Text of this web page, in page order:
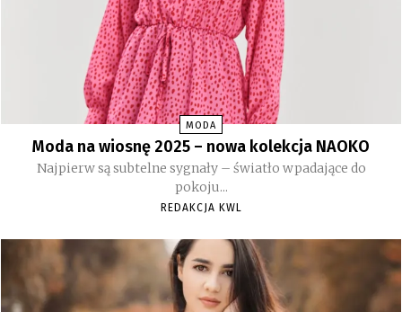
MODA
Moda na wiosnę 2025 – nowa kolekcja NAOKO
Najpierw są subtelne sygnały – światło wpadające do
pokoju...
REDAKCJA KWL